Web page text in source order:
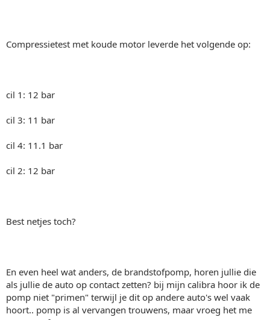
Compressietest met koude motor leverde het volgende op:
cil 1: 12 bar
cil 3: 11 bar
cil 4: 11.1 bar
cil 2: 12 bar
Best netjes toch?
En even heel wat anders, de brandstofpomp, horen jullie die
als jullie de auto op contact zetten? bij mijn calibra hoor ik de
pomp niet "primen" terwijl je dit op andere auto's wel vaak
hoort.. pomp is al vervangen trouwens, maar vroeg het me